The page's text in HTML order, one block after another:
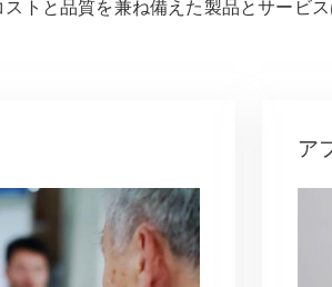
トと品質を兼ね備えた製品とサービ
ア